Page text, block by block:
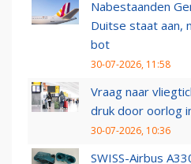
Nabestaanden
Duitse staat aan,
bot
30-07-2026, 11:58
Vraag naar
druk door oorlog
30-07-2026, 10:36
SWISS-Airbus